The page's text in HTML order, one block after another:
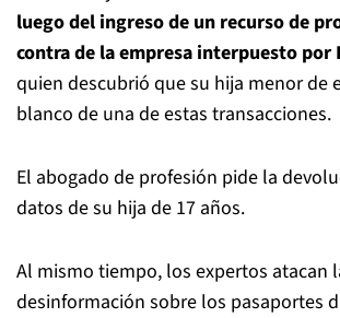
luego del ingreso de un recurso de
contra de la empresa interpuesto por
quien descubrió que su hija menor de
blanco de una de estas transacciones.
El abogado de profesión pide la
datos de su hija de 17 años.
Al mismo tiempo, los expertos atacan
desinformación sobre los pasaportes